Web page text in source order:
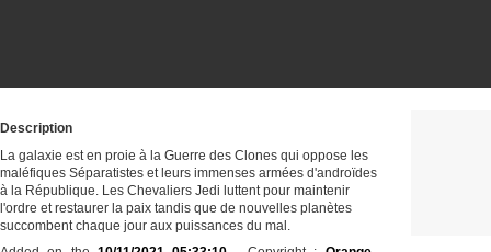
Description
La galaxie est en proie à la Guerre des Clones qui oppose les
maléfiques Séparatistes et leurs immenses armées d'androïdes
à la République. Les Chevaliers Jedi luttent pour maintenir
l'ordre et restaurer la paix tandis que de nouvelles planètes
succombent chaque jour aux puissances du mal.